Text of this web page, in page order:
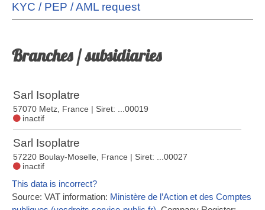
KYC / PEP / AML request
Branches / subsidiaries
Sarl Isoplatre
57070 Metz, France | Siret: ...00019
inactif
Sarl Isoplatre
57220 Boulay-Moselle, France | Siret: ...00027
inactif
This data is incorrect?
Source: VAT information: Ministère de l’Action et des Comptes